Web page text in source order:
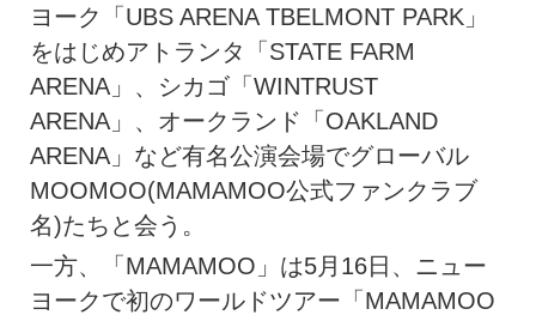
ヨーク「UBS ARENA TBELMONT PARK」
をはじめアトランタ「STATE FARM
ARENA」、シカゴ「WINTRUST
ARENA」、オークランド「OAKLAND
ARENA」など有名公演会場でグローバル
MOOMOO(MAMAMOO公式ファンクラブ
名)たちと会う。
一方、「MAMAMOO」は5月16日、ニュー
ヨークで初のワールドツアー「MAMAMOO